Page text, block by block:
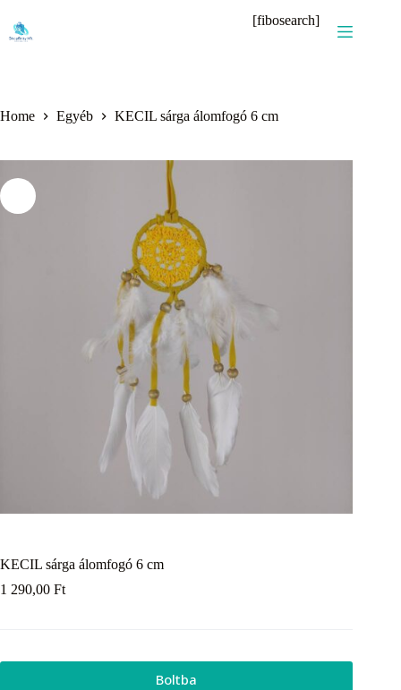
content
[fibosearch]
Home Egyéb KECIL sárga álomfogó 6 cm
KECIL sárga álomfogó 6 cm
1 290,00 Ft
Boltba